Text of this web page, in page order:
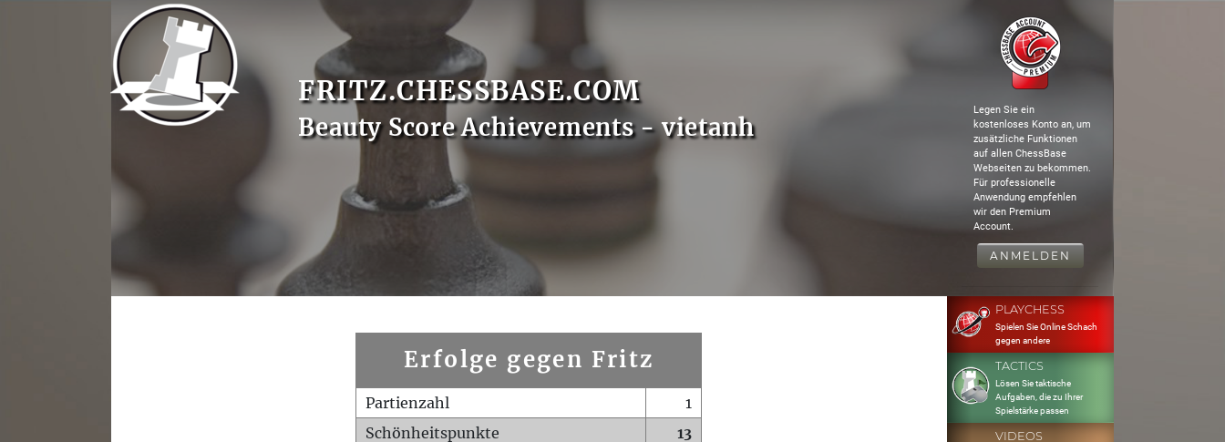
FRITZ.CHESSBASE.COM
Beauty Score Achievements - vietanh
Legen Sie ein
kostenloses Konto an, um
zusätzliche Funktionen
auf allen ChessBase
Webseiten zu bekommen.
Für professionelle
Anwendung empfehlen
wir den Premium
Account.
ANMELDEN
Erfolge gegen Fritz
Partienzahl
1
Schönheitspunkte
13
PLAYCHESS
Spielen Sie Online Schach
gegen andere
TACTICS
Lösen Sie taktische
Aufgaben, die zu Ihrer
Spielstärke passen
VIDEOS